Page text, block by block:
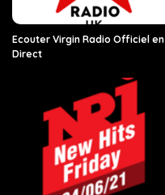
Ecouter Virgin Radio Officiel en
Direct